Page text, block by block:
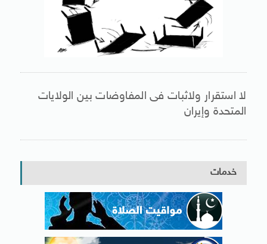
لا استقرار ولاثبات فى المفاوضات بين الولايات
المتحدة وإيران
خدمات